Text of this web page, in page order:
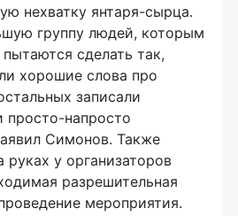
нехватку янтаря-сырца.
группу людей, которым
сделать так,
хорошие слова про
записали
просто-напросто
Симонов. Также
руках у организаторов
разрешительная
мероприятия.